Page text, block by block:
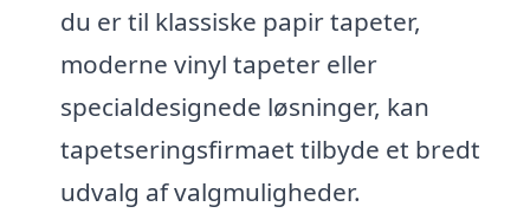
du er til klassiske papir tapeter,
moderne vinyl tapeter eller
specialdesignede løsninger, kan
tapetseringsfirmaet tilbyde et bredt
udvalg af valgmuligheder.